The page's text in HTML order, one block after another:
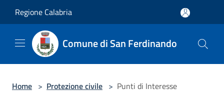
Regione Calabria
Comune di San Ferdinando
Home > Protezione civile > Punti di Interesse